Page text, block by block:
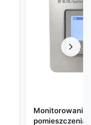
Monitorowanie